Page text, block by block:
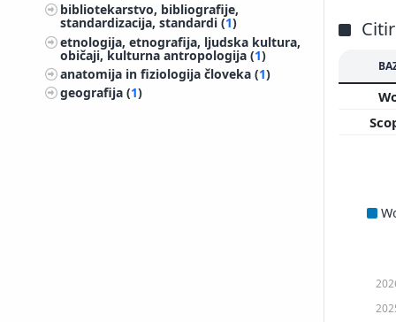
bibliotekarstvo, bibliografije,
standardizacija, standardi (1)
etnologija, etnografija, ljudska kultura,
običaji, kulturna antropologija (1)
anatomija in fiziologija človeka (1)
geografija (1)